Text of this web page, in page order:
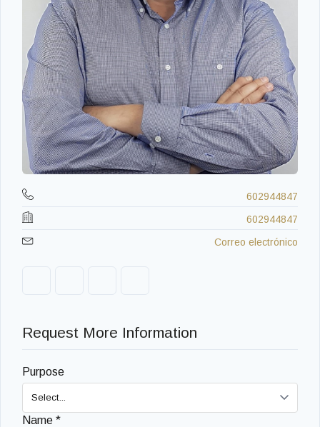
602944847
602944847
Correo electrónico
Request More Information
Purpose
Name *